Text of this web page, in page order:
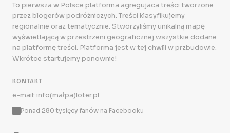
To pierwsza w Polsce platforma agregujaca treści tworzone
przez blogerów podróżniczych. Treści klasyfikujemy
regionalnie oraz tematycznie. Stworzyliśmy unikalną mapę
wyświetlającą w przestrzeni geograficznej wszystkie dodane
na platformę treści. Platforma jest w tej chwili w przbudowie.
Wkrótce startujemy ponownie!
KONTAKT
e-mail: info(małpa)loter.pl
Ponad 280 tysięcy fanów na Facebooku